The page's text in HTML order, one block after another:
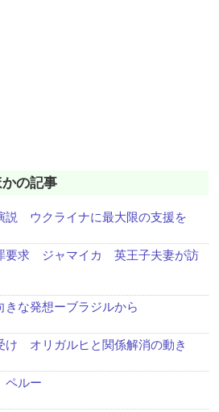
の記事
説 ウクライナに最大限の支援を
要求 ジャマイカ 英王子夫妻が訪
きな発想ーブラジルから
け オリガルヒと関係解消の動き
ペルー